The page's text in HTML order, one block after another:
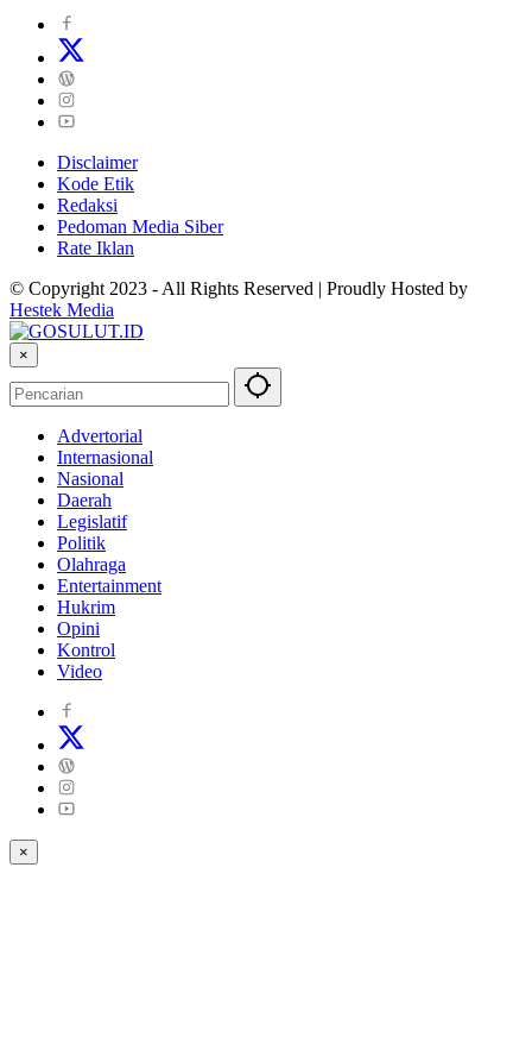
Disclaimer
Kode Etik
Redaksi
Pedoman Media Siber
Rate Iklan
© Copyright 2023 - All Rights Reserved | Proudly Hosted by
Hestek Media
×
Advertorial
Internasional
Nasional
Daerah
Legislatif
Politik
Olahraga
Entertainment
Hukrim
Opini
Kontrol
Video
×